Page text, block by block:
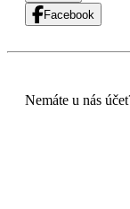
Facebook
Nemáte u nás